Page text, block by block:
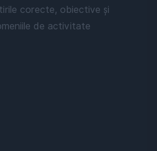
corecte, obiective și
de activitate